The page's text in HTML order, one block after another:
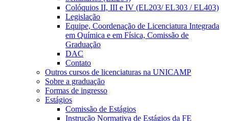
Colóquios II, III e IV (EL203/ EL303 / EL403)
Legislação
Equipe, Coordenação de Licenciatura Integrada
em Química e em Física, Comissão de
Graduação
DAC
Contato
Outros cursos de licenciaturas na UNICAMP
Sobre a graduação
Formas de ingresso
Estágios
Comissão de Estágios
Instrução Normativa de Estágios da FE